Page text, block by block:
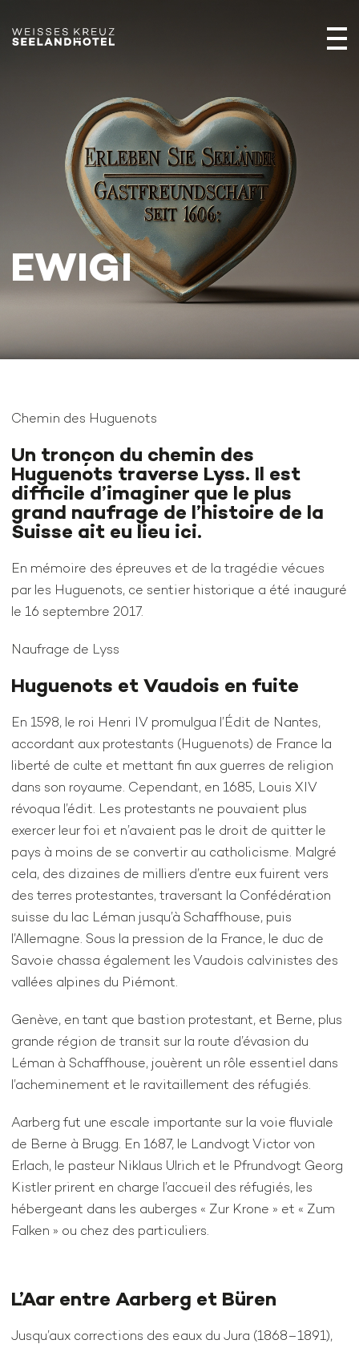
EWIGI
Chemin des Huguenots
Un tronçon du chemin des
Huguenots traverse Lyss. Il est
difficile d’imaginer que le plus
grand naufrage de l’histoire de la
Suisse ait eu lieu ici.
En mémoire des épreuves et de la tragédie vécues
par les Huguenots, ce sentier historique a été inauguré
le 16 septembre 2017.
Naufrage de Lyss
Huguenots et Vaudois en fuite
En 1598, le roi Henri IV promulgua l’Édit de Nantes,
accordant aux protestants (Huguenots) de France la
liberté de culte et mettant fin aux guerres de religion
dans son royaume. Cependant, en 1685, Louis XIV
révoqua l’édit. Les protestants ne pouvaient plus
exercer leur foi et n’avaient pas le droit de quitter le
pays à moins de se convertir au catholicisme. Malgré
cela, des dizaines de milliers d’entre eux fuirent vers
des terres protestantes, traversant la Confédération
suisse du lac Léman jusqu’à Schaffhouse, puis
l’Allemagne. Sous la pression de la France, le duc de
Savoie chassa également les Vaudois calvinistes des
vallées alpines du Piémont.
Genève, en tant que bastion protestant, et Berne, plus
grande région de transit sur la route d’évasion du
Léman à Schaffhouse, jouèrent un rôle essentiel dans
l’acheminement et le ravitaillement des réfugiés.
Aarberg fut une escale importante sur la voie fluviale
de Berne à Brugg. En 1687, le Landvogt Victor von
Erlach, le pasteur Niklaus Ulrich et le Pfrundvogt Georg
Kistler prirent en charge l’accueil des réfugiés, les
hébergeant dans les auberges « Zur Krone » et « Zum
Falken » ou chez des particuliers.
L’Aar entre Aarberg et Büren
Jusqu’aux corrections des eaux du Jura (1868–1891),